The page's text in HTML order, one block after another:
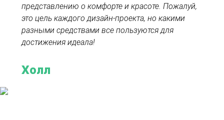
представлению о комфорте и красоте. Пожалуй,
это цель каждого дизайн-проекта, но какими
разными средствами все пользуются для
достижения идеала!
Холл